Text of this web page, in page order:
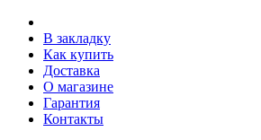
В закладку
Как купить
Доставка
О магазине
Гарантия
Контакты